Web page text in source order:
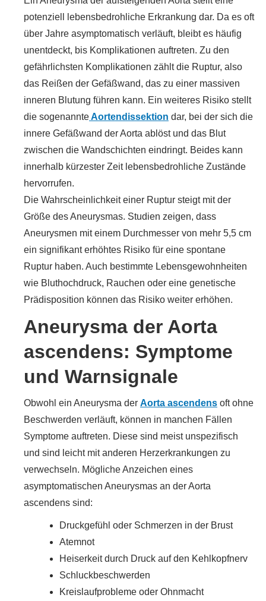
potenziell lebensbedrohliche Erkrankung dar. Da es oft
über Jahre asymptomatisch verläuft, bleibt es häufig
unentdeckt, bis Komplikationen auftreten. Zu den
gefährlichsten Komplikationen zählt die Ruptur, also
das Reißen der Gefäßwand, das zu einer massiven
inneren Blutung führen kann. Ein weiteres Risiko stellt
die sogenannteAortendissektion dar, bei der sich die
innere Gefäßwand der Aorta ablöst und das Blut
zwischen die Wandschichten eindringt. Beides kann
innerhalb kürzester Zeit lebensbedrohliche Zustände
hervorrufen.
Die Wahrscheinlichkeit einer Ruptur steigt mit der
Größe des Aneurysmas. Studien zeigen, dass
Aneurysmen mit einem Durchmesser von mehr 5,5 cm
ein signifikant erhöhtes Risiko für eine spontane
Ruptur haben. Auch bestimmte Lebensgewohnheiten
wie Bluthochdruck, Rauchen oder eine genetische
Prädisposition können das Risiko weiter erhöhen.
Aneurysma der Aorta
ascendens: Symptome
und Warnsignale
Obwohl ein Aneurysma der Aorta ascendens oft ohne
Beschwerden verläuft, können in manchen Fällen
Symptome auftreten. Diese sind meist unspezifisch
und sind leicht mit anderen Herzerkrankungen zu
verwechseln. Mögliche Anzeichen eines
asymptomatischen Aneurysmas an der Aorta
ascendens sind:
Druckgefühl oder Schmerzen in der Brust
Atemnot
Heiserkeit durch Druck auf den Kehlkopfnerv
Schluckbeschwerden
Kreislaufprobleme oder Ohnmacht